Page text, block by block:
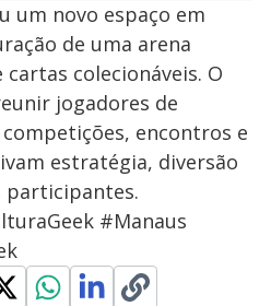
um novo espaço em
de uma arena
colecionáveis. O
jogadores de
encontros e
estratégia, diversão
participantes.
#Manaus